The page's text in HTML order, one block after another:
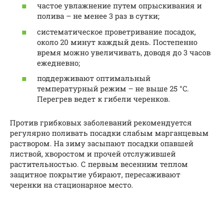
частое увлажнение путем опрыскивания и
полива – не менее 3 раз в сутки;
систематическое проветривание посадок,
около 20 минут каждый день. Постепенно
время можно увеличивать, доводя до 3 часов
ежедневно;
поддерживают оптимальный
температурный режим – не выше 25 °C.
Перегрев ведет к гибели черенков.
Против грибковых заболеваний рекомендуется
регулярно поливать посадки слабым марганцевым
раствором. На зиму засыпают посадки опавшей
листвой, хворостом и прочей отслужившей
растительностью. С первым весенним теплом
защитное покрытие убирают, пересаживают
черенки на стационарное место.